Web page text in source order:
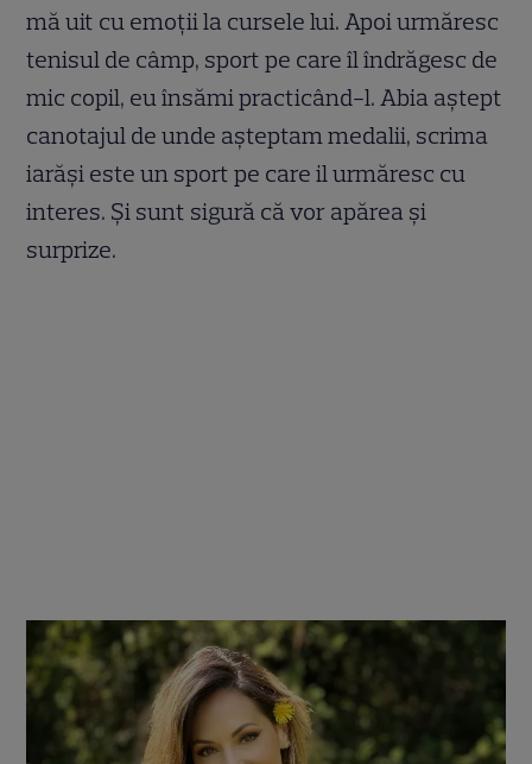
mă uit cu emoții la cursele lui. Apoi urmăresc
tenisul de câmp, sport pe care îl îndrăgesc de
mic copil, eu însămi practicând-l. Abia aștept
canotajul de unde așteptam medalii, scrima
iarăși este un sport pe care il urmăresc cu
interes. Și sunt sigură că vor apărea și
surprize.